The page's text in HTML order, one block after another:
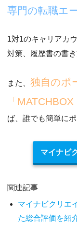
専門の転職エ
1対1のキャリアカ
対策、履歴書の書
また、 独自のポ
「
ば、誰でも簡単に
マイナビ
関連記事
マイナビクリエ
た総合評価を紹